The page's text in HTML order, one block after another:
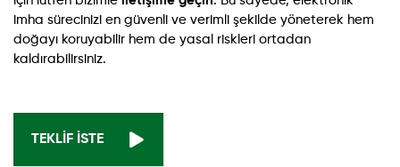
imha sürecinizi en güvenli ve verimli şekilde yöneterek hem
doğayı koruyabilir hem de yasal riskleri ortadan
kaldırabilirsiniz.
TEKLIF İSTE